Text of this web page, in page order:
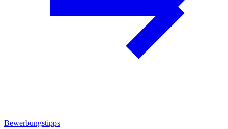
Bewerbungstipps